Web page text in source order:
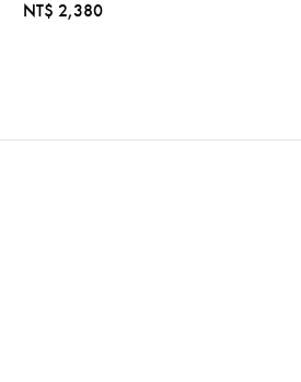
NT$ 2,380